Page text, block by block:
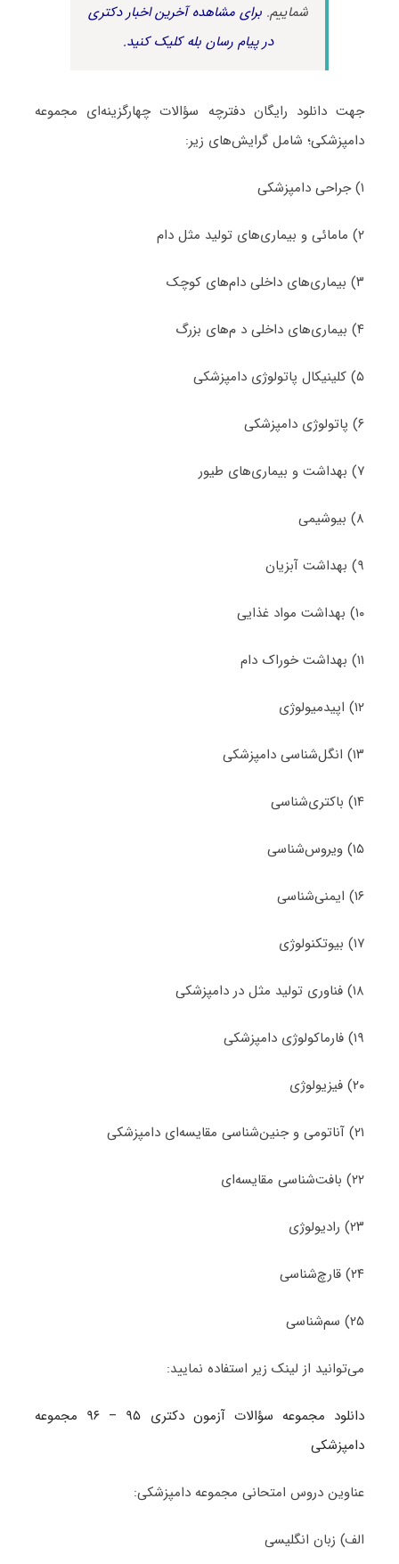
شماییم.برای مشاهده آخرین اخبار دکتری
در پیام رسان بله کلیک کنید.
جهت دانلود رایگان دفترچه سؤالات چهارگزینه‌ای مجموعه
دامپزشکی؛ شامل گرایش‌های زیر:
۱) جراحی دامپزشکی
۲) مامائی و بیماری‌های تولید مثل دام
۳) بیماری‌های داخلی دام‌های کوچک
۴) بیماری‌های داخلی د م‌های بزرگ
۵) کلینیکال پاتولوژی دامپزشکی
۶) پاتولوژی دامپزشکی
۷) بهداشت و بیماری‌های طیور
۸) بیوشیمی
۹) بهداشت آبزیان
۱۰) بهداشت مواد غذایی
۱۱) بهداشت خوراک دام
۱۲) اپیدمیولوژی
۱۳) انگل‌شناسی دامپزشکی
۱۴) باکتری‌شناسی
۱۵) ویروس‌شناسی
۱۶) ایمنی‌شناسی
۱۷) بیوتکنولوژی
۱۸) فناوری تولید مثل در دامپزشکی
۱۹) فارماکولوژی دامپزشکی
۲۰) فیزیولوژی
۲۱) آناتومی و جنین‌شناسی مقایسه‌ای دامپزشکی
۲۲) بافت‌شناسی مقایسه‌ای
۲۳) رادیولوژی
۲۴) قارچ‌شناسی
۲۵) سم‌شناسی
می‌توانید از لینک زیر استفاده نمایید:
دانلود مجموعه سؤالات آزمون دکتری ۹۵ – ۹۶ مجموعه
دامپزشکی
عناوین دروس امتحانی مجموعه دامپزشکی:
الف) زبان انگلیسی